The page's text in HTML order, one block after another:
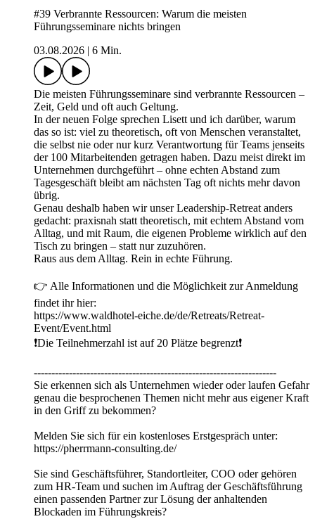
#39 Verbrannte Ressourcen: Warum die meisten
Führungsseminare nichts bringen
03.08.2026
6 Min.
Die meisten Führungsseminare sind verbrannte Ressourcen –
Zeit, Geld und oft auch Geltung.
In der neuen Folge sprechen Lisett und ich darüber, warum
das so ist: viel zu theoretisch, oft von Menschen veranstaltet,
die selbst nie oder nur kurz Verantwortung für Teams jenseits
der 100 Mitarbeitenden getragen haben. Dazu meist direkt im
Unternehmen durchgeführt – ohne echten Abstand zum
Tagesgeschäft bleibt am nächsten Tag oft nichts mehr davon
übrig.
Genau deshalb haben wir unser Leadership-Retreat anders
gedacht: praxisnah statt theoretisch, mit echtem Abstand vom
Alltag, und mit Raum, die eigenen Probleme wirklich auf den
Tisch zu bringen – statt nur zuzuhören.
Raus aus dem Alltag. Rein in echte Führung.
👉 Alle Informationen und die Möglichkeit zur Anmeldung
findet ihr hier:
https://www.waldhotel-eiche.de/de/Retreats/Retreat-
Event/Event.html
❗️Die Teilnehmerzahl ist auf 20 Plätze begrenzt❗️
---------------------------------------------------------------------
Sie erkennen sich als Unternehmen wieder oder laufen Gefahr
genau die besprochenen Themen nicht mehr aus eigener Kraft
in den Griff zu bekommen?
Melden Sie sich für ein kostenloses Erstgespräch unter:
https://pherrmann-consulting.de/
Sie sind Geschäftsführer, Standortleiter, COO oder gehören
zum HR-Team und suchen im Auftrag der Geschäftsführung
einen passenden Partner zur Lösung der anhaltenden
Blockaden im Führungskreis?